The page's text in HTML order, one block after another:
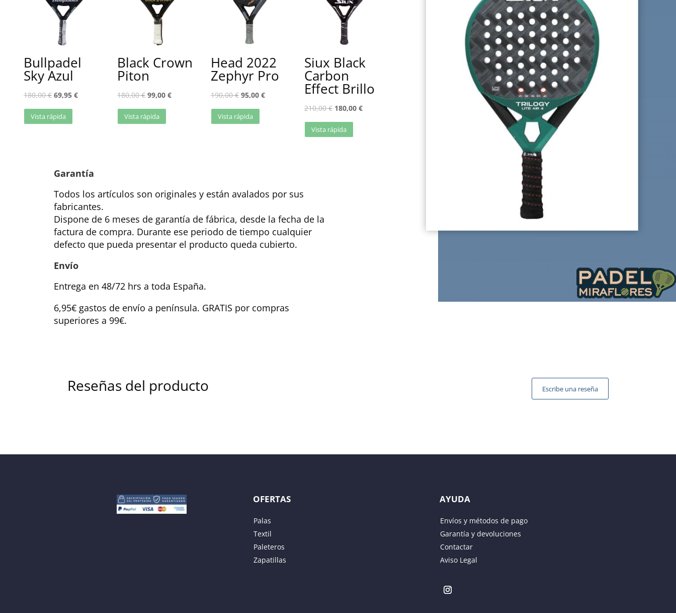
Bullpadel
Sky Azul
180,00€ 69,95 €
Vista rápida
Black Crown
Piton
180,00€ 99,00 €
Vista rápida
Head 2022
Zephyr Pro
190,00€ 95,00 €
Vista rápida
Siux Black
Carbon
Effect Brillo
210,00€ 180,00 €
Vista rápida
Garantía
Todos los artículos son originales y están avalados por sus
fabricantes.
Dispone de 6 meses de garantía de fábrica, desde la fecha de la
factura de compra. Durante ese periodo de tiempo cualquier
defecto que pueda presentar el producto queda cubierto.
Envío
Entrega en 48/72 hrs a toda España.
6,95€ gastos de envío a península. GRATIS por compras
superiores a 99€.
Reseñas del producto Escribe una reseña
OFERTAS
Palas
Textil
Paleteros
Zapatillas
AYUDA
Envíos y métodos de pago
Garantía y devoluciones
Contactar
Aviso Legal